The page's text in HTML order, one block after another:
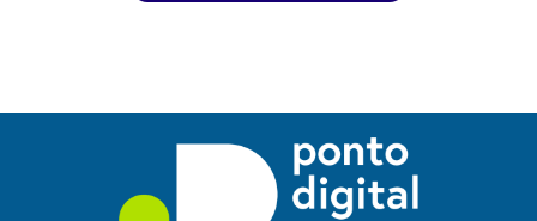
DIA DA INTERNET MAIS SEGURA:
JUNTOS POR UMA INTERNET MELHOR